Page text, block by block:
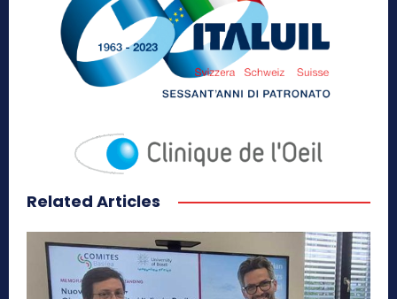
Related Articles